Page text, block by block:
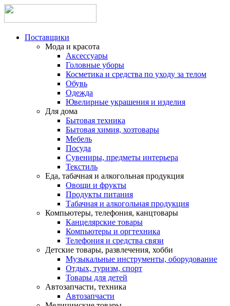
Поставщики
Мода и красота
Аксессуары
Головные уборы
Косметика и средства по уходу за телом
Обувь
Одежда
Ювелирные украшения и изделия
Для дома
Бытовая техника
Бытовая химия, хозтовары
Мебель
Посуда
Сувениры, предметы интерьера
Текстиль
Еда, табачная и алкогольная продукция
Овощи и фрукты
Продукты питания
Табачная и алкогольная продукция
Компьютеры, телефония, канцтовары
Канцелярские товары
Компьютеры и оргтехника
Телефония и средства связи
Детские товары, развлечения, хобби
Музыкальные инструменты, оборудование
Отдых, туризм, спорт
Товары для детей
Автозапчасти, техника
Автозапчасти